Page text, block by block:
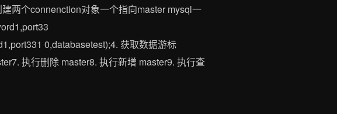
两个connenction对象一个指向master mysql一
0,databasetest);4. 获取数据游标
执行删除 master8. 执行新增 master9. 执行查